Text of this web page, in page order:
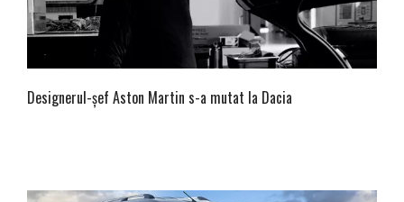
Designerul-șef Aston Martin s-a mutat la Dacia